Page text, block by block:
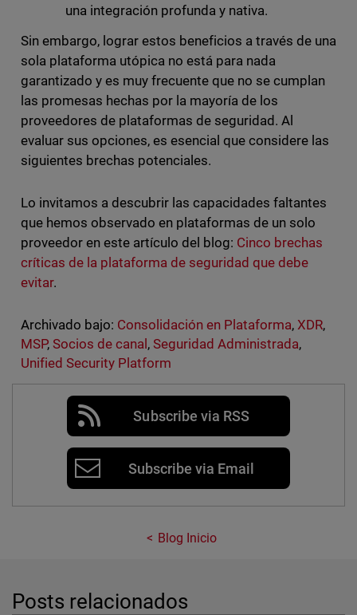
una integración profunda y nativa.
Sin embargo, lograr estos beneficios a través de una
sola plataforma utópica no está para nada
garantizado y es muy frecuente que no se cumplan
las promesas hechas por la mayoría de los
proveedores de plataformas de seguridad. Al
evaluar sus opciones, es esencial que considere las
siguientes brechas potenciales.
Lo invitamos a descubrir las capacidades faltantes
que hemos observado en plataformas de un solo
proveedor en este artículo del blog: Cinco brechas
críticas de la plataforma de seguridad que debe
evitar.
Archivado bajo: Consolidación en Plataforma, XDR,
MSP, Socios de canal, Seguridad Administrada,
Unified Security Platform
Subscribe via RSS
Subscribe via Email
Blog Inicio
Posts relacionados